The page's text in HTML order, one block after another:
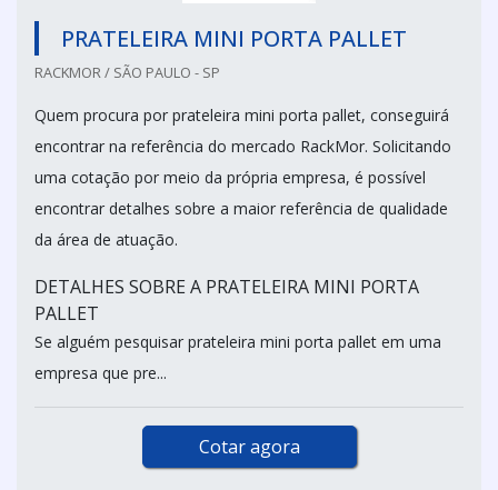
PRATELEIRA MINI PORTA PALLET
RACKMOR / SÃO PAULO - SP
Quem procura por prateleira mini porta pallet, conseguirá
encontrar na referência do mercado RackMor. Solicitando
uma cotação por meio da própria empresa, é possível
encontrar detalhes sobre a maior referência de qualidade
da área de atuação.
DETALHES SOBRE A PRATELEIRA MINI PORTA
PALLET
Se alguém pesquisar prateleira mini porta pallet em uma
empresa que pre...
Cotar agora